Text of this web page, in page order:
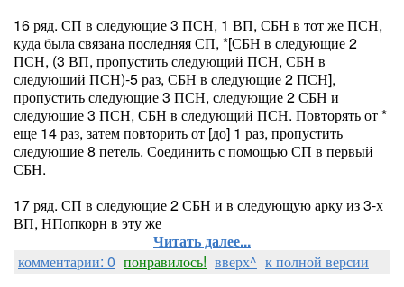
16 ряд. СП в следующие 3 ПСН, 1 ВП, СБН в тот же ПСН,
куда была связана последняя СП, *[СБН в следующие 2
ПСН, (3 ВП, пропустить следующий ПСН, СБН в
следующий ПСН)-5 раз, СБН в следующие 2 ПСН],
пропустить следующие 3 ПСН, следующие 2 СБН и
следующие 3 ПСН, СБН в следующий ПСН. Повторять от *
еще 14 раз, затем повторить от [до] 1 раз, пропустить
следующие 8 петель. Соединить с помощью СП в первый
СБН.
17 ряд. СП в следующие 2 СБН и в следующую арку из 3-х
ВП, НПопкорн в эту же
Читать далее...
комментарии: 0 понравилось! вверх^ к полной версии